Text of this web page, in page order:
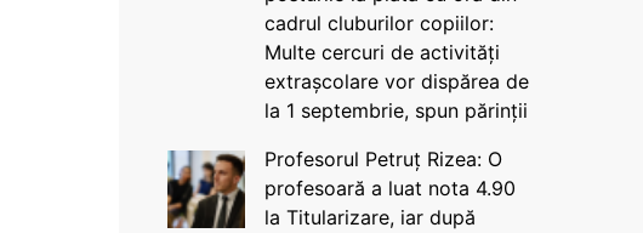
cadrul cluburilor copiilor:
Multe cercuri de activități
extrașcolare vor dispărea de
la 1 septembrie, spun părinții
Profesorul Petruț Rizea: O
profesoară a luat nota 4.90
la Titularizare, iar după